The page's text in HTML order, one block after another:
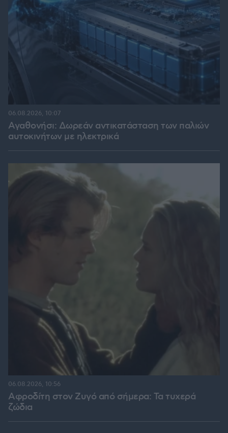
Αγαθονήσι: Δωρεάν αντικατάσταση των παλιών
αυτοκινήτων με ηλεκτρικά
06.08.2026, 10:07
Αφροδίτη στον Ζυγό από σήμερα: Τα τυχερά
ζώδια
06.08.2026, 10:56